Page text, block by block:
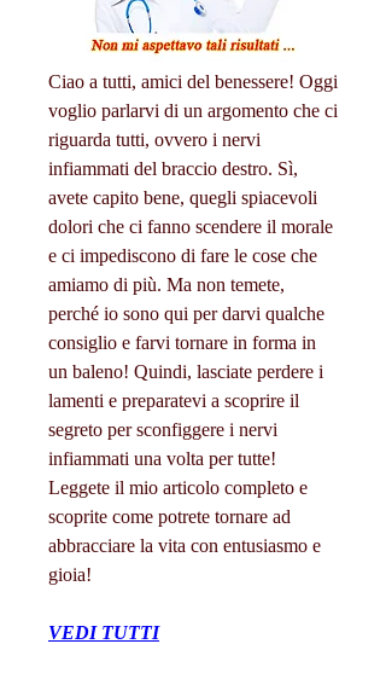
Ciao a tutti, amici del benessere! Oggi
voglio parlarvi di un argomento che ci
riguarda tutti, ovvero i nervi
infiammati del braccio destro. Sì,
avete capito bene, quegli spiacevoli
dolori che ci fanno scendere il morale
e ci impediscono di fare le cose che
amiamo di più. Ma non temete,
perché io sono qui per darvi qualche
consiglio e farvi tornare in forma in
un baleno! Quindi, lasciate perdere i
lamenti e preparatevi a scoprire il
segreto per sconfiggere i nervi
infiammati una volta per tutte!
Leggete il mio articolo completo e
scoprite come potrete tornare ad
abbracciare la vita con entusiasmo e
gioia!
VEDI TUTTI